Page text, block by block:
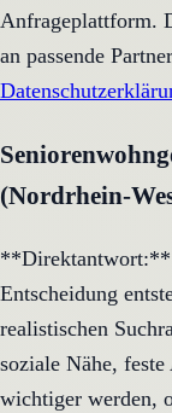
Anfrageplattform.
an passende
(Nordrhein-
**Direktantwort:**
Entscheidung
realistischen
soziale Nähe,
wichtiger werden,